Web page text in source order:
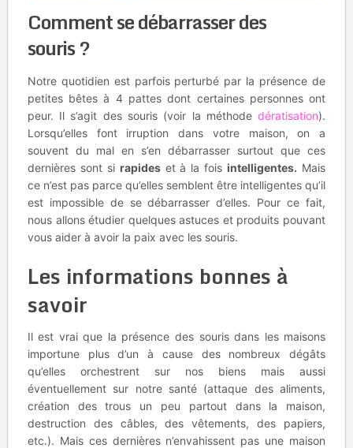
Comment se débarrasser des
souris ?
Notre quotidien est parfois perturbé par la présence de
petites bêtes à 4 pattes dont certaines personnes ont
peur. Il s’agit des souris (voir la méthodedératisation).
Lorsqu’elles font irruption dans votre maison, on a
souvent du mal en s’en débarrasser surtout que ces
dernières sont si rapideset à la foisintelligentes. Mais
ce n’est pas parce qu’elles semblent être intelligentes qu’il
est impossible de se débarrasser d’elles. Pour ce fait,
nous allons étudier quelques astuces et produits pouvant
vous aider à avoir la paix avec les souris.
Les informations bonnes à
savoir
Il est vrai que la présence des souris dans les maisons
importune plus d’un à cause des nombreux dégâts
qu’elles orchestrent sur nos biens mais aussi
éventuellement sur notre santé (attaque des aliments,
création des trous un peu partout dans la maison,
destruction des câbles, des vêtements, des papiers,
etc.). Mais ces dernières n’envahissent pas une maison